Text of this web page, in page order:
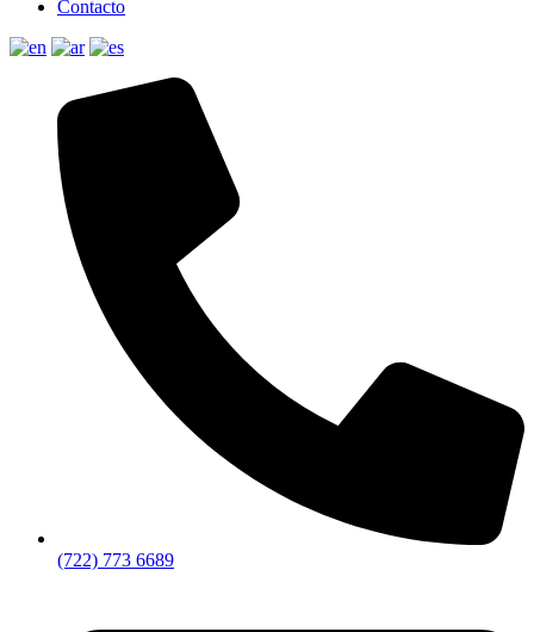
Contacto
(722) 773 6689